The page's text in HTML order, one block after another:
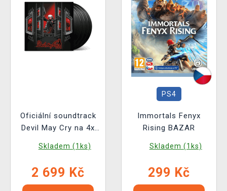
Oficiální soundtrack
Devil May Cry na 4x
Skladem (1ks)
2 699 Kč
PS4
Immortals Fenyx
Rising BAZAR
Skladem (1ks)
299 Kč